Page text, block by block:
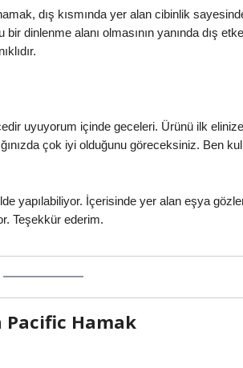
dış kısmında yer alan cibinlik
dinlenme alanı olmasının yanında dış
uyuyorum içinde geceleri. Ürünü ilk elinize
çok iyi olduğunu göreceksiniz. Ben
yapılabiliyor. İçerisinde yer alan eşya
Teşekkür ederim.
Pacific Hamak